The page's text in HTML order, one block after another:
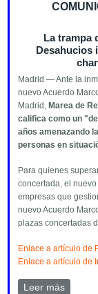
La trampa
Desahucios
Madrid — Ante la
nuevo Acuerdo
Madrid,Marea de
califica como un
años amenazando
personas en
Para quienes
concertada, el
empresas que
nuevo Acuerdo
plazas concertadas
Enlace a artículo de
Enlace a artículo de
Leer mássobre